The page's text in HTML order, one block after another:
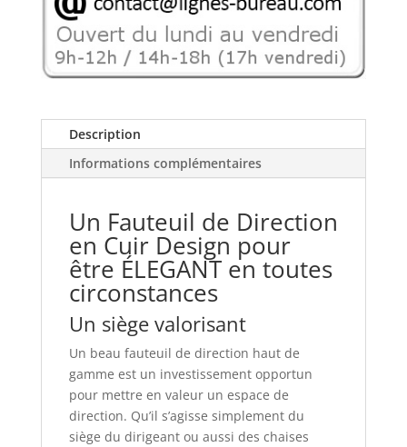
Description
Informations complémentaires
Un Fauteuil de Direction
en Cuir Design pour
être ÉLEGANT en toutes
circonstances
Un siège valorisant
Un beau fauteuil de direction haut de
gamme est un investissement opportun
pour mettre en valeur un espace de
direction. Qu’il s’agisse simplement du
siège du dirigeant ou aussi des chaises